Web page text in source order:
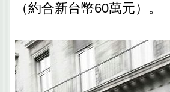
（約合新台幣60萬元）。